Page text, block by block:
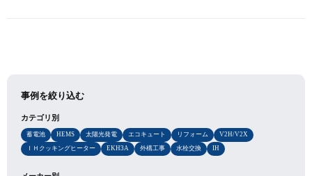
事例を絞り込む
カテゴリ別
蓄電池 HEMS 太陽光発電 エコキュート リフォーム
V2H/V2X
ＩＨクッキングヒーター
EKH3A 外構工事 水栓交換 IH